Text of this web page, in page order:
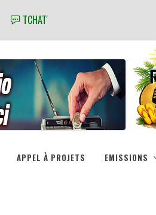
TCHAT'
APPEL À PROJETS EMISSIONS